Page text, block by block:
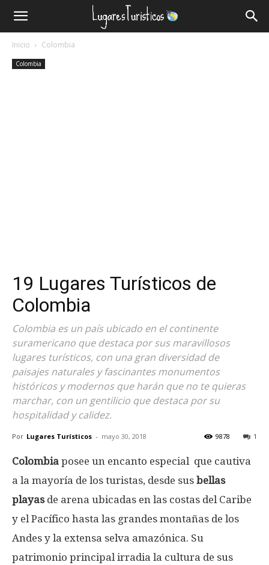
Lugares
Turísticos
Inicio Colombia
Colombia
19 Lugares Turísticos de
Colombia
Colombia es un país ubicado en el continente
suramericano que destaca por sus maravillosos
lugares turísticos, con una gran diversidad de
paisajes naturales y fascinantes monumentos
históricos y modernos que harán que no te quieras
marchar, con un gentilicio que destaca por su
hospitalidad y calidez.
Por Lugares Turísticos - mayo 30, 2018 1
9878
Colombia posee un encanto especial que cautiva
a la mayoría de los turistas, desde sus bellas
playasde arena ubicadas en las costas del Caribe
y el Pacífico hasta las grandes montañas de los
Andes y la extensa selva amazónica. Su
patrimonio principal irradia la cultura de sus